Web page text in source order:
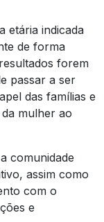
etária indicada
de forma
forem
passar a ser
das famílias e
mulher ao
comunidade
assim como
com o
e